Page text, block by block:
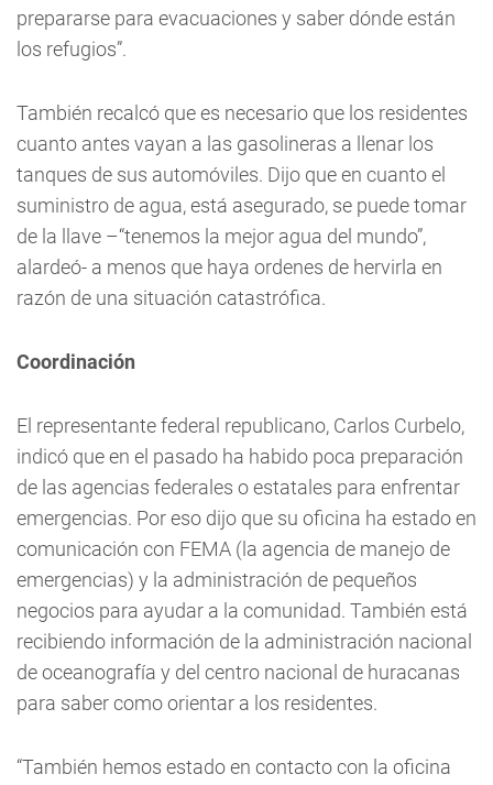
prepararse para evacuaciones y saber dónde están
los refugios”.
También recalcó que es necesario que los residentes
cuanto antes vayan a las gasolineras a llenar los
tanques de sus automóviles. Dijo que en cuanto el
suministro de agua, está asegurado, se puede tomar
de la llave –“tenemos la mejor agua del mundo”,
alardeó- a menos que haya ordenes de hervirla en
razón de una situación catastrófica.
Coordinación
El representante federal republicano, Carlos Curbelo,
indicó que en el pasado ha habido poca preparación
de las agencias federales o estatales para enfrentar
emergencias. Por eso dijo que su oficina ha estado en
comunicación con FEMA (la agencia de manejo de
emergencias) y la administración de pequeños
negocios para ayudar a la comunidad. También está
recibiendo información de la administración nacional
de oceanografía y del centro nacional de huracanas
para saber como orientar a los residentes.
“También hemos estado en contacto con la oficina